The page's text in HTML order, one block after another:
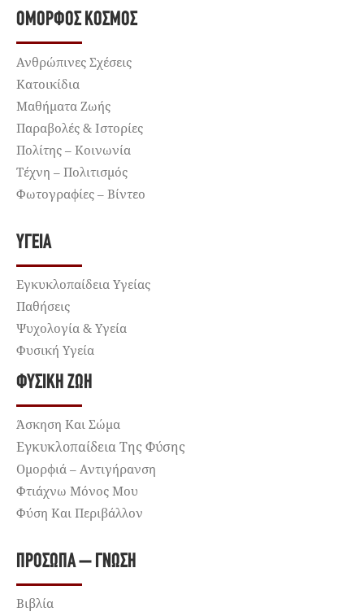
ΌΜΟΡΦΟΣ ΚΌΣΜΟΣ
Ανθρώπινες Σχέσεις
Κατοικίδια
Μαθήματα Ζωής
Παραβολές & Ιστορίες
Πολίτης – Κοινωνία
Τέχνη – Πολιτισμός
Φωτογραφίες – Βίντεο
ΥΓΕΊΑ
Εγκυκλοπαίδεια Υγείας
Παθήσεις
Ψυχολογία & Υγεία
Φυσική Υγεία
ΦΥΣΙΚΉ ΖΩΉ
Άσκηση Και Σώμα
Εγκυκλοπαίδεια Της Φύσης
Ομορφιά – Αντιγήρανση
Φτιάχνω Μόνος Μου
Φύση Και Περιβάλλον
ΠΡΌΣΩΠΑ – ΓΝΏΣΗ
Βιβλία